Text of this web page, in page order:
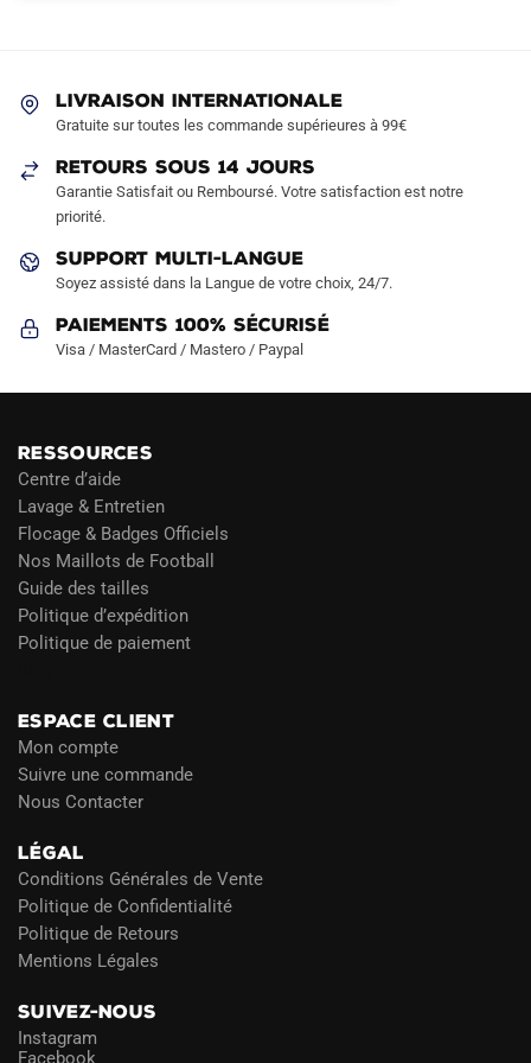
choisies
la
page
produit
page
LIVRAISON INTERNATIONALE
Gratuite sur toutes les commande supérieures à 99€
RETOURS SOUS 14 JOURS
Garantie Satisfait ou Remboursé. Votre satisfaction est notre
priorité.
SUPPORT MULTI-LANGUE
Soyez assisté dans la Langue de votre choix, 24/7.
Paiements 100% Sécurisé
Visa / MasterCard / Mastero / Paypal
RESSOURCES
Centre d’aide
Lavage & Entretien
Flocage & Badges Officiels
Nos Maillots de Football
Guide des tailles
Politique d’expédition
Politique de paiement
ESPACE CLIENT
Mon compte
Suivre une commande
Nous Contacter
LÉGAL
Conditions Générales de Vente
Politique de Confidentialité
Politique de Retours
Mentions Légales
SUIVEZ-NOUS
Instagram
Facebook